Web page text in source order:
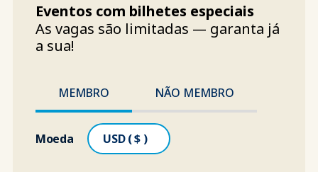
Eventos com bilhetes especiais
As vagas são limitadas — garanta já
a sua!
MEMBRO NÃO MEMBRO
Moeda